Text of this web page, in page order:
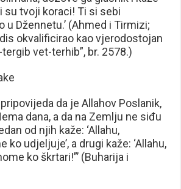
su tvoji koraci! Ti si sebi
Džennetu.’ (Ahmed i Tirmizi;
okvalificirao kao vjerodostojan
vet-terhib”, br. 2578.)
da je Allahov Poslanik,
dana, a da na Zemlju ne siđu
od njih kaže: ‘Allahu,
ko udjeljuje’, a drugi kaže: ‘Allahu,
ko škrtari!”’ (Buharija i